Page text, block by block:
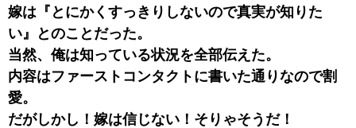
嫁は『とにかくすっきりしないので真実が知りた
い』とのことだった。
当然、俺は知っている状況を全部伝えた。
内容はファーストコンタクトに書いた通りなので割
愛。
だがしかし！嫁は信じない！そりゃそうだ！